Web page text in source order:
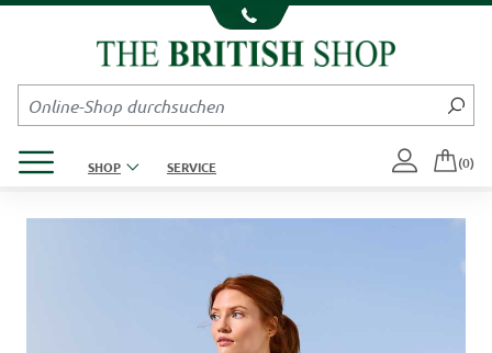
Kompletten Head der Seite überspringen
SHOP SERVICE (0)